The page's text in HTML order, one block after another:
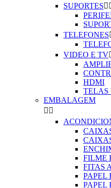
SUPORTES
TELEFONES
VIDEO E TV
HDMI
TELAS
EMBALAGEM
 
FILME
FITAS
PAPEL
PAPEL